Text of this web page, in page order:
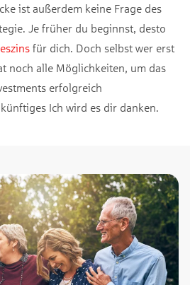
ist außerdem keine Frage des
Je früher du beginnst, desto
für dich. Doch selbst wer erst
noch alle Möglichkeiten, um das
erfolgreich
Ich wird es dir danken.